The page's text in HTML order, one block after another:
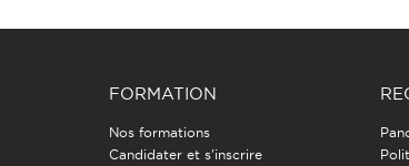
FORMATION
Nos formations
Candidater et s'inscrire